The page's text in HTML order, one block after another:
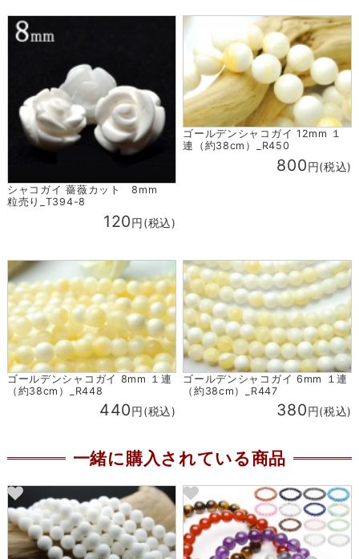
シャコガイ 薔薇カット 8mm
粒売り_T394-8
120円(税込)
ゴールデンシャコガイ 12mm １
連（約38cm）_R450
800円(税込)
ゴールデンシャコガイ 8mm １連
（約38cm）_R448
440円(税込)
ゴールデンシャコガイ 6mm １連
（約38cm）_R447
380円(税込)
一緒に購入されている商品